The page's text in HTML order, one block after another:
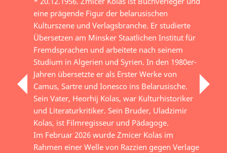
eine prägende Figur der belarusischen
Kulturszene und Verlagsbranche. Er studierte
Übersetzen am Minsker Staatlichen Institut für
Fremdsprachen und arbeitete nach seinem
Studium in Algerien und Syrien. In den 1980er-
Jahren übersetzte er als Erster Werke von
Camus, Sartre und Ionesco ins Belarusische.
Sein Vater, Heorhij Kolas, war Kulturhistoriker
und Literaturkritiker. Sein Bruder, Uladzimir
Kolas, ist Filmregisseur und Pädagoge.
Im Februar 2026 wurde Zmicer Kolas im
Rahmen einer Welle von Razzien gegen Verlage